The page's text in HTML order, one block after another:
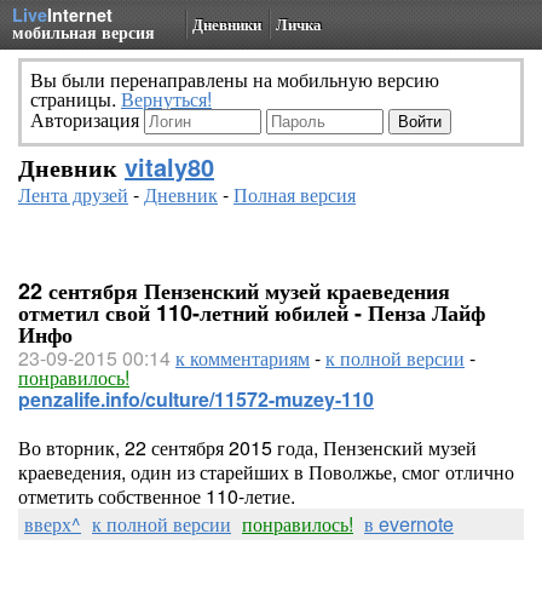
LiveInternet
мобильная версия Дневники Личка
Вы были перенаправлены на мобильную версию
страницы. Вернуться!
Авторизация
Дневник vitaly80
Лента друзей -Дневник-Полная версия
22 сентября Пензенский музей краеведения
отметил свой 110-летний юбилей - Пенза Лайф
Инфо
23-09-2015 00:14к комментариям-к полной версии -
понравилось!
penzalife.info/culture/11572-muzey-110
Во вторник, 22 сентября 2015 года, Пензенский музей
краеведения, один из старейших в Поволжье, смог отлично
отметить собственное 110-летие.
вверх^ к полной версии понравилось! в evernote